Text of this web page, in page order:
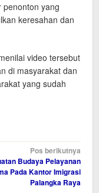
penonton yang
keresahan dan
video tersebut
di masyarakat dan
yang sudah
Pos berikutnya
Budaya Pelayanan
Pada Kantor Imigrasi
Palangka Raya